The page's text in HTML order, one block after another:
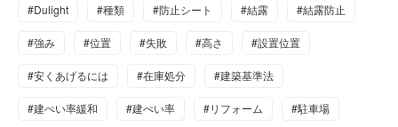
#Dulight #種類 #防止シート #結露 #結露防止
#強み #位置 #失敗 #高さ #設置位置
#安くあげるには #在庫処分 #建築基準法
#建ぺい率緩和 #建ぺい率 #リフォーム #駐車場